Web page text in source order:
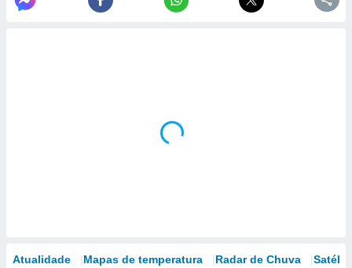
Atualidade Mapas de temperatura Radar de Chuva